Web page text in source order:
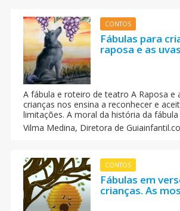
CONTOS
Fábulas para
raposa e as uvas
A fábula e roteiro de teatro A Raposa e
crianças nos ensina a reconhecer e
limitações. A moral da história da fábula
Uvas: Não conseguir atingir nossos
motivo de muita frustração e vergonha,
conta a estória de uma raposa muito
Vilma Medina, Diretora de
CONTOS
Fábulas em
crianças. As